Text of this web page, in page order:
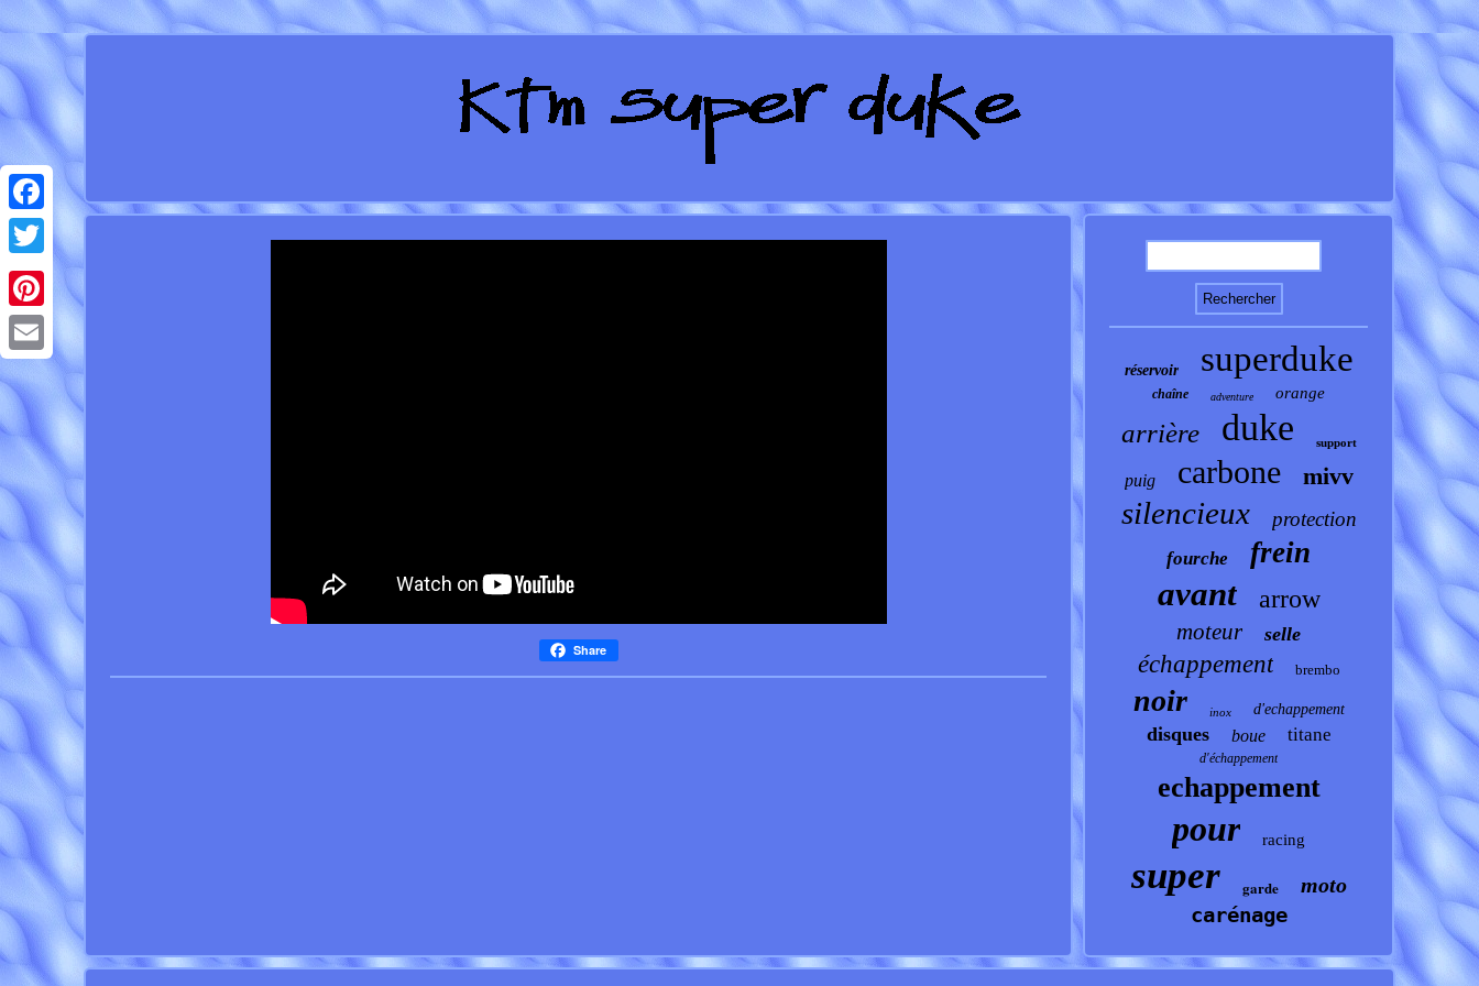
Facebook
Twitter
Pinterest
Email
Share
réservoir superduke
chaîne adventure orange
arrière duke support
puig carbone mivv
silencieux protection
fourche frein
avant arrow
moteur selle
échappement brembo
noir inox d'echappement
disques boue titane
d'échappement
echappement
pour racing
super garde
moto
carénage